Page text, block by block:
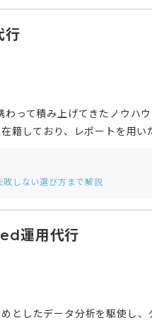
行
わって積み上げてきたノウ
しており、レポートを用い
しない選び方まで解説
運用代行
としたデータ分析を駆使し